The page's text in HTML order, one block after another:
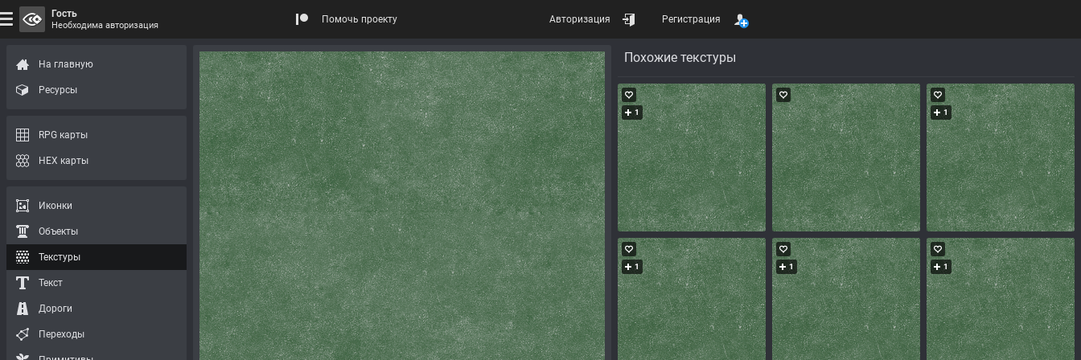
Похожие текстуры
1 1
1 1 1
На главную
Ресурсы
RPG карты
HEX карты
Иконки
Объекты
Текстуры
Текст
Дороги
Переходы
Гость
Необходима авторизация
Помочь проекту Авторизация Регистрация